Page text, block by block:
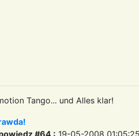
Tango... und Alles klar!
#64 : 19-05-2008